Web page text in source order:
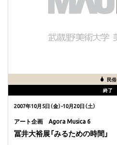
民俗
終了
2007年10月5日（金）-10月20日（土）
アート企画 Agora Musica 6
冨井大裕展「みるための時間」